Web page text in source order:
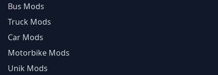
Bus Mods
Truck Mods
Car Mods
Motorbike Mods
Unik Mods